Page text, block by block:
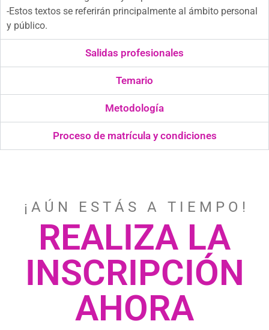
-Estos textos se referirán principalmente al ámbito personal
y público.
Salidas profesionales
Temario
Metodología
Proceso de matrícula y condiciones
¡ A Ú N E S T Á S A T I E M P O !
REALIZA LA
INSCRIPCIÓN
AHORA